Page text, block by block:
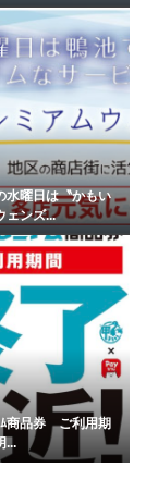
水曜日は〝かもい
ェンズ...
ﾑ商品券 ご利用期
...